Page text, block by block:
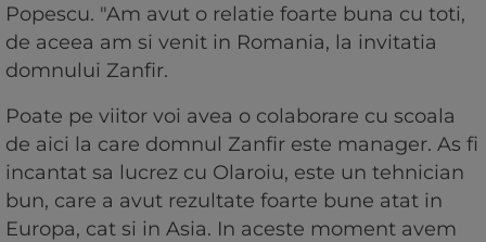
Popescu. "Am avut o relatie foarte buna cu toti,
de aceea am si venit in Romania, la invitatia
domnului Zanfir.
Poate pe viitor voi avea o colaborare cu scoala
de aici la care domnul Zanfir este manager. As fi
incantat sa lucrez cu Olaroiu, este un tehnician
bun, care a avut rezultate foarte bune atat in
Europa, cat si in Asia. In aceste moment avem